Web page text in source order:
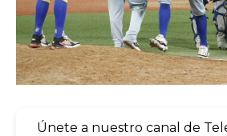
Únete a nuestro canal de